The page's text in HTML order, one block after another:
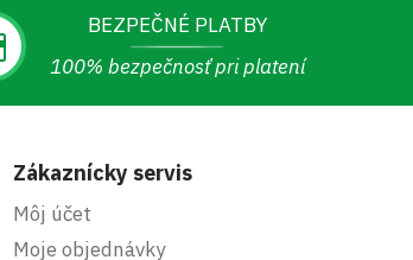
BEZPEČNÉ PLATBY
100% bezpečnosť pri platení
Zákaznícky servis
Môj účet
Moje objednávky